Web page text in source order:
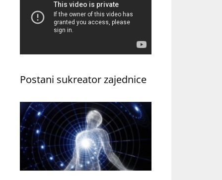
Postani sukreator zajednice